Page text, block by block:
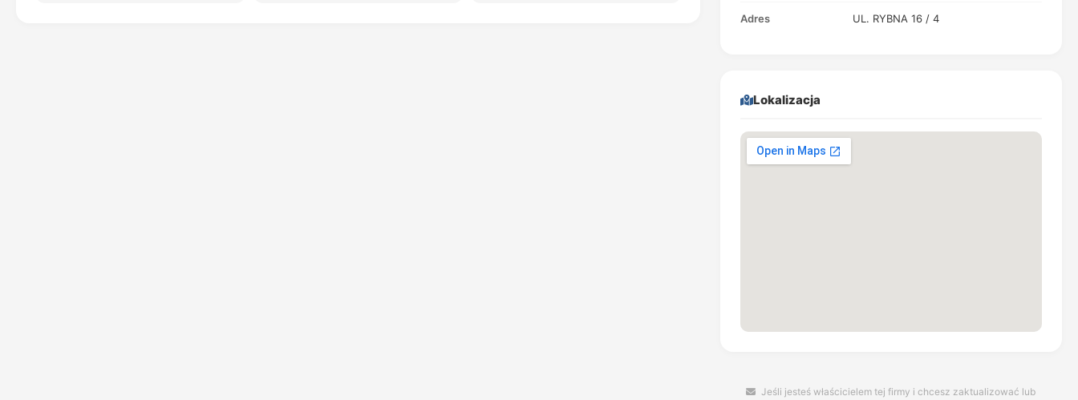
Adres UL. RYBNA 16 / 4
Lokalizacja
Jeśli jesteś właścicielem tej firmy i chcesz zaktualizować lub